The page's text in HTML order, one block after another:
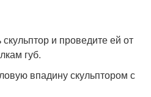
и проведите ей от
губ.
впадину скульптором с